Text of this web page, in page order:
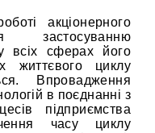
акціонерного
застосуванню
всіх сферах його
життєвого циклу
Впровадження
в поєднанні з
підприємства
часу циклу